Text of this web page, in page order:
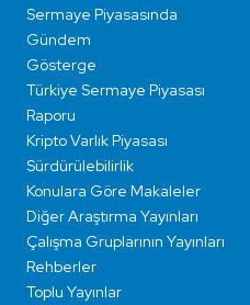
Sermaye Piyasasında
Gündem
Gösterge
Türkiye Sermaye Piyasası
Raporu
Kripto Varlık Piyasası
Sürdürülebilirlik
Konulara Göre Makaleler
Diğer Araştırma Yayınları
Çalışma Gruplarının Yayınları
Rehberler
Toplu Yayınlar